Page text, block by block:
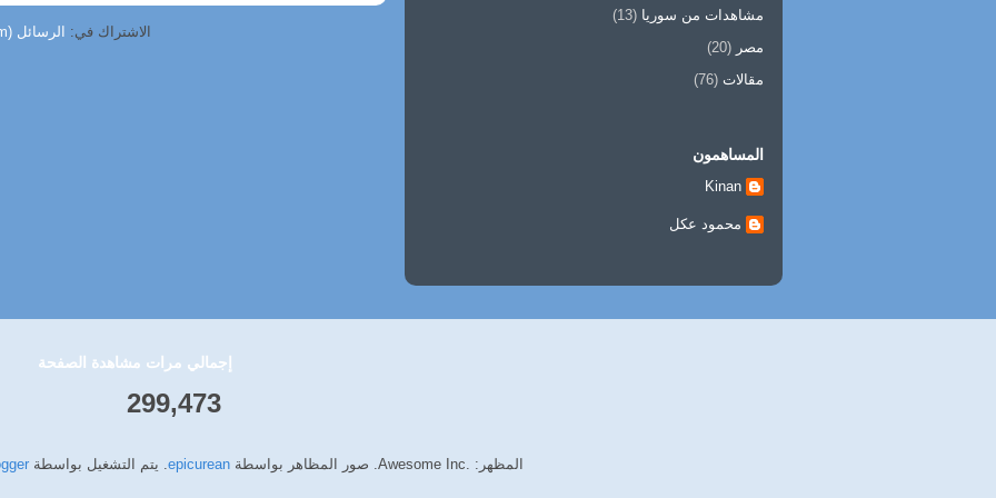
الاشتراك في: الرسائل (Atom)
مشاهدات من سوريا (13)
مصر (20)
مقالات (76)
المساهمون
Kinan
محمود عكل
إجمالي مرات مشاهدة الصفحة
299,473
المظهر: Awesome Inc‎.‎. صور المظاهر بواسطة epicurean . يتم التشغيل بواسطة